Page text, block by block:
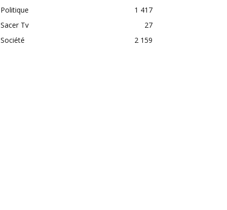
Politique
1 417
Sacer Tv
27
Société
2 159